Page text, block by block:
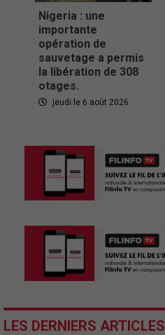
Nigeria : une
importante
opération de
sauvetage a permis
la libération de 308
otages.
jeudi le 6 août 2026
LES DERNIERS ARTICLES